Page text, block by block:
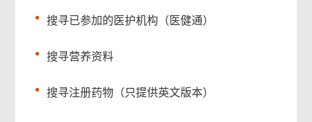
搜寻已参加的医护机构（医健通）
搜寻营养资料
搜寻注册药物（只提供英文版本）